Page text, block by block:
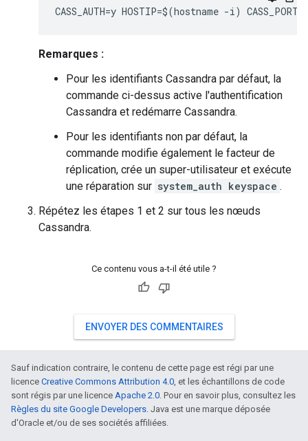
CASS_AUTH=y HOSTIP=$(hostname -i)
Remarques :
Pour les identifiants Cassandra par défaut, la
commande ci-dessus active l'authentification
Cassandra et redémarre Cassandra.
Pour les identifiants non par défaut, la
commande modifie également le facteur de
réplication, crée un super-utilisateur et exécute
une réparation sur system_auth keyspace .
Répétez les étapes 1 et 2 sur tous les nœuds
Cassandra.
Ce contenu vous a-t-il été utile ?
ENVOYER DES COMMENTAIRES
Sauf indication contraire, le contenu de cette page est régi par une
licence Creative Commons Attribution 4.0, et les échantillons de code
sont régis par une licence Apache 2.0. Pour en savoir plus, consultez les
Règles du site Google Developers. Java est une marque déposée
d'Oracle et/ou de ses sociétés affiliées.